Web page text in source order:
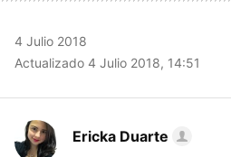
4 Julio 2018
Actualizado 4 Julio 2018, 14:51
Ericka Duarte